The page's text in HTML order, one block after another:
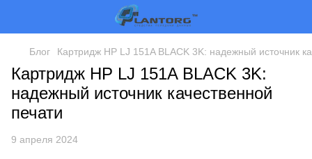
Блог Картридж HP LJ 151A BLACK 3K: надежный источник
Картридж HP LJ 151A BLACK 3K:
надежный источник качественной
печати
9 апреля 2024